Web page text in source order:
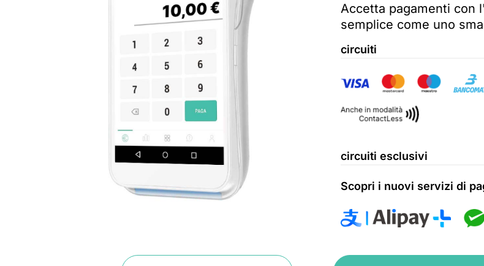
Accetta pagamenti con
semplice come uno
circuiti
circuiti esclusivi
Scopri i nuovi servizi di